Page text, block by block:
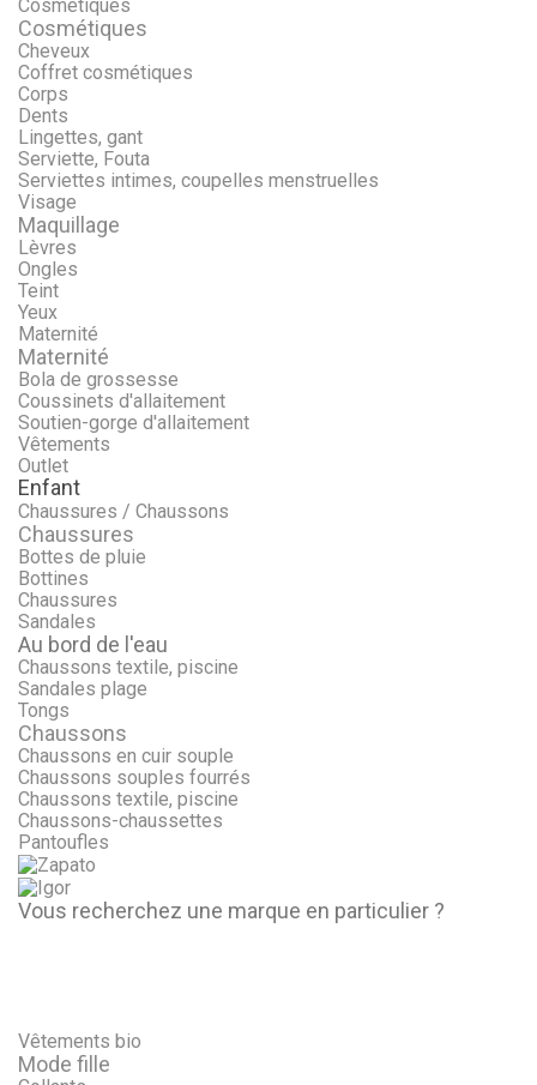
Cosmétiques
Cosmétiques
Cheveux
Coffret cosmétiques
Corps
Dents
Lingettes, gant
Serviette, Fouta
Serviettes intimes, coupelles menstruelles
Visage
Maquillage
Lèvres
Ongles
Teint
Yeux
Maternité
Maternité
Bola de grossesse
Coussinets d'allaitement
Soutien-gorge d'allaitement
Vêtements
Outlet
Enfant
Chaussures / Chaussons
Chaussures
Bottes de pluie
Bottines
Chaussures
Sandales
Au bord de l'eau
Chaussons textile, piscine
Sandales plage
Tongs
Chaussons
Chaussons en cuir souple
Chaussons souples fourrés
Chaussons textile, piscine
Chaussons-chaussettes
Pantoufles
Vous recherchez une marque en particulier ?
Vêtements bio
Mode fille